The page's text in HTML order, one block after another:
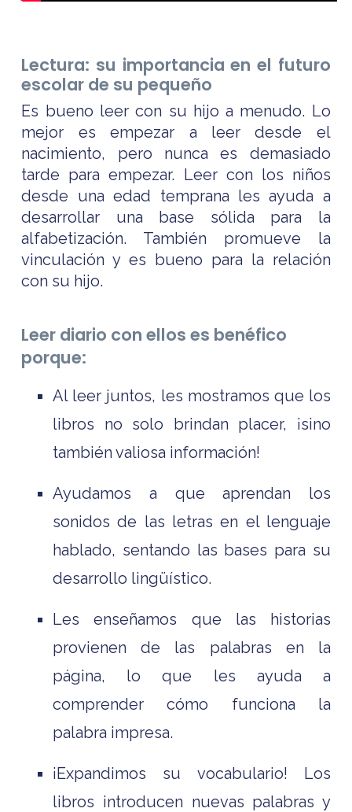
Lectura: su importancia en el futuro
escolar de su pequeño
Es bueno leer con su hijo a menudo. Lo
mejor es empezar a leer desde el
nacimiento, pero nunca es demasiado
tarde para empezar. Leer con los niños
desde una edad temprana les ayuda a
desarrollar una base sólida para la
alfabetización. También promueve la
vinculación y es bueno para la relación
con su hijo.
Leer diario con ellos es benéfico
porque:
Al leer juntos, les mostramos que los
libros no solo brindan placer, ¡sino
también valiosa información!
Ayudamos a que aprendan los
sonidos de las letras en el lenguaje
hablado, sentando las bases para su
desarrollo lingüístico.
Les enseñamos que las historias
provienen de las palabras en la
página, lo que les ayuda a
comprender cómo funciona la
palabra impresa.
¡Expandimos su vocabulario! Los
libros introducen nuevas palabras y